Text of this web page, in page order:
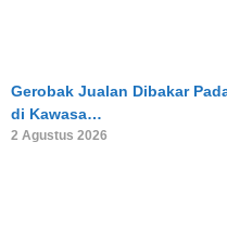
Gerobak Jualan Dibakar
di Kawasa…
2 Agustus 2026